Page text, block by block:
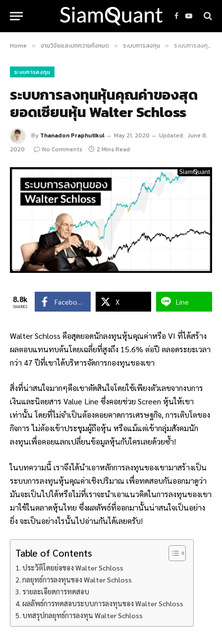
Facebook
YouTube
Home » งานวิจัยและบทความทั้งหมด » ระบบการลงทุน » ระบบการลงทุนหุ้นคุณค่าของสุดยอดเซียนหุ้น Walter Schloss
ระบบการลงทุน
ระบบการลงทุนหุ้นคุณค่าของสุด
ยอดเซียนหุ้น Walter Schloss
By Thanadon Praphutikul May 21, 2020 Updated: June 8,
2020
No Comments 2 Mins Read
8.8k
SHARES
Facebook X Line
Walter Schloss คือสุดยอดนักลงทุนหุ้นคุณค่าหรือ VI ที่ได้สร้าง
ผลตอบแทนทบต้นโดยเฉลี่ยที่สูงถึง 15.6% ต่อปี ตลอดระยะเวลา
กว่า 47 ปีที่เขาได้บริหารจัดการกองทุนของเขา
สิ่งที่น่าสนใจมากๆคือเขาตัดสินใจโดยใช้เพียงตัวเลขจากงบการ
เงินและนิตยสาร Value Line ซึ่งคอยช่วย Screen หุ้นให้เขา
เท่านั้น โดยที่ไม่จำเป็นต้องคอยคาดการเศรษฐกิจ, การเติบโตของ
กิจการ ไม่ต้องเข้าประชุมผู้ถือหุ้น หรือแม้แต่เข้ากลุ่มสังคมนัก
ลงทุนเพื่อคอยแลกเปลี่ยนข้อมูลหุ้นกับใครเลยด้วยซ้ำ!
ในบทความนี้ เราจึงได้นำเอาหลักการลงทุนของเขามาสร้างเป็น
ระบบการลงทุนหุ้นคุณค่าเชิงปริมาณ เพื่อทดสอบกันออกมาดูว่า
มันจะเป็นไปได้หรือไม่ที่เราจะนำเอาแนวคิดในการลงทุนของเขา
มาใช้ในตลาดหุ้นไทย ซึ่งผลลัพธ์ที่ออกมานั้นน่าสนใจเป็นอย่าง
ยิ่ง จะเป็นอย่างไรนั้นไปอ่านกันได้เลยครับ!
Table of Contents
ประวัติโดยย่อของ Walter Schloss
กลยุทธ์การลงทุนของ Walter Schloss
รายละเอียดการทดสอบ
ผลลัพธ์การทดสอบระบบการลงทุนของ Walter Schloss
บทสรุปกลยุทธ์การลงทุน Walter Schloss